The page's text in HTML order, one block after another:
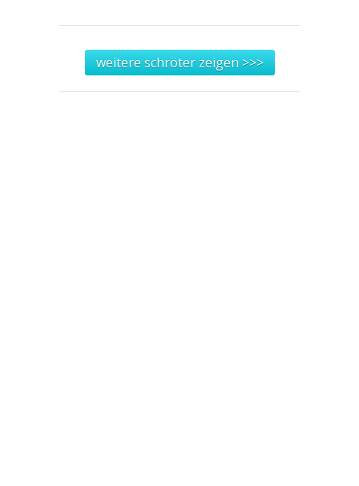
weitere schröter zeigen >>>